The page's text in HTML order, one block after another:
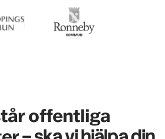
offentliga